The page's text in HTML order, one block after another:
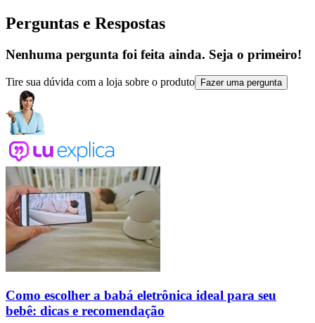
Perguntas e Respostas
Nenhuma pergunta foi feita ainda. Seja o primeiro!
Tire sua dúvida com a loja sobre o produto Fazer uma pergunta
Como escolher a babá eletrônica ideal para seu
bebê: dicas e recomendação